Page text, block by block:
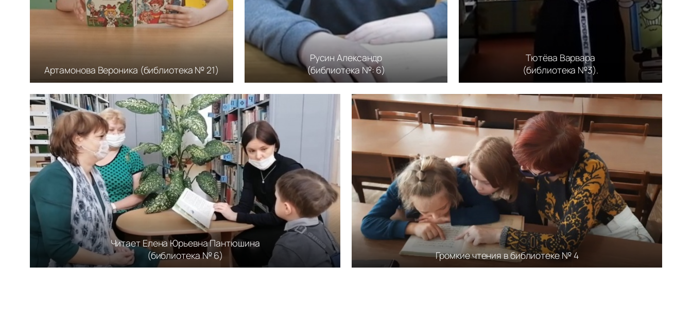
Артамонова Вероника (библиотека № 21)
Русин Александр
(библиотека №: 6)
Тютёва Варвара
(библиотека №3).
Читает Елена Юрьевна Пантюшина
(библиотека № 6)
Громкие чтения в библиотеке № 4